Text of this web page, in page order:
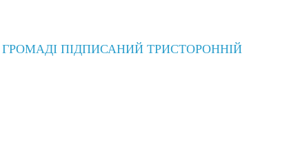
ПІДПИСАНИЙ ТРИСТОРОННІЙ